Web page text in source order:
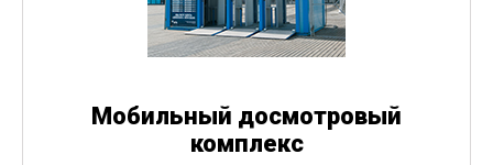
Мобильный досмотровый
комплекс